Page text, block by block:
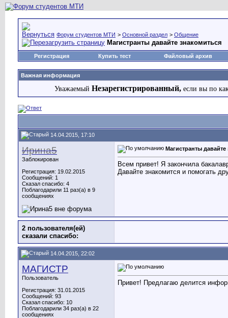
Форум студентов МТИ > Основной раздел > Общение
Магистранты давайте знакомиться
Регистрация Купить тест Файловый архив
Важная информация
Уважаемый Незарегистрированный, если вы по
14.04.2015, 17:10
Ирина5
Заблокирован
Регистрация: 19.02.2015
Сообщений: 1
Сказал спасибо: 4
Поблагодарили 11 раз(а) в 9
сообщениях
Магистранты давайте
Всем привет! Я закончила
Давайте знакомится и помогать
2 пользователя(ей)
сказали cпасибо:
14.04.2015, 22:02
МАГИСТР
Пользователь
Регистрация: 31.01.2015
Сообщений: 93
Сказал спасибо: 10
Поблагодарили 34 раз(а) в 22
сообщениях
Привет! Предлагаю делится